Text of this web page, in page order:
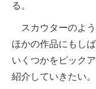
る。
スカウターのよう
ほかの作品にもし
いくつかをピック
紹介していきたい。